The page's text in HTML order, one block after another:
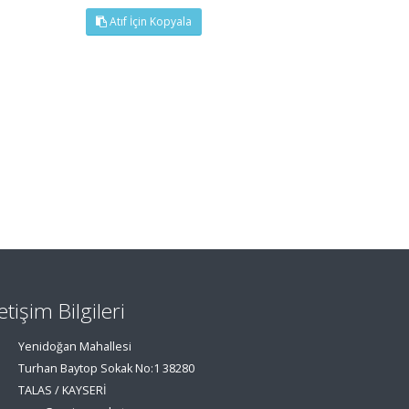
Atıf İçin Kopyala
Bilgileri
Yenidoğan Mahallesi
Turhan Baytop Sokak No:1 38280
TALAS / KAYSERİ